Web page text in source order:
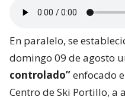
En paralelo, se
domingo 09 de agosto
controlado”enfocado
Centro de Ski Portillo, a